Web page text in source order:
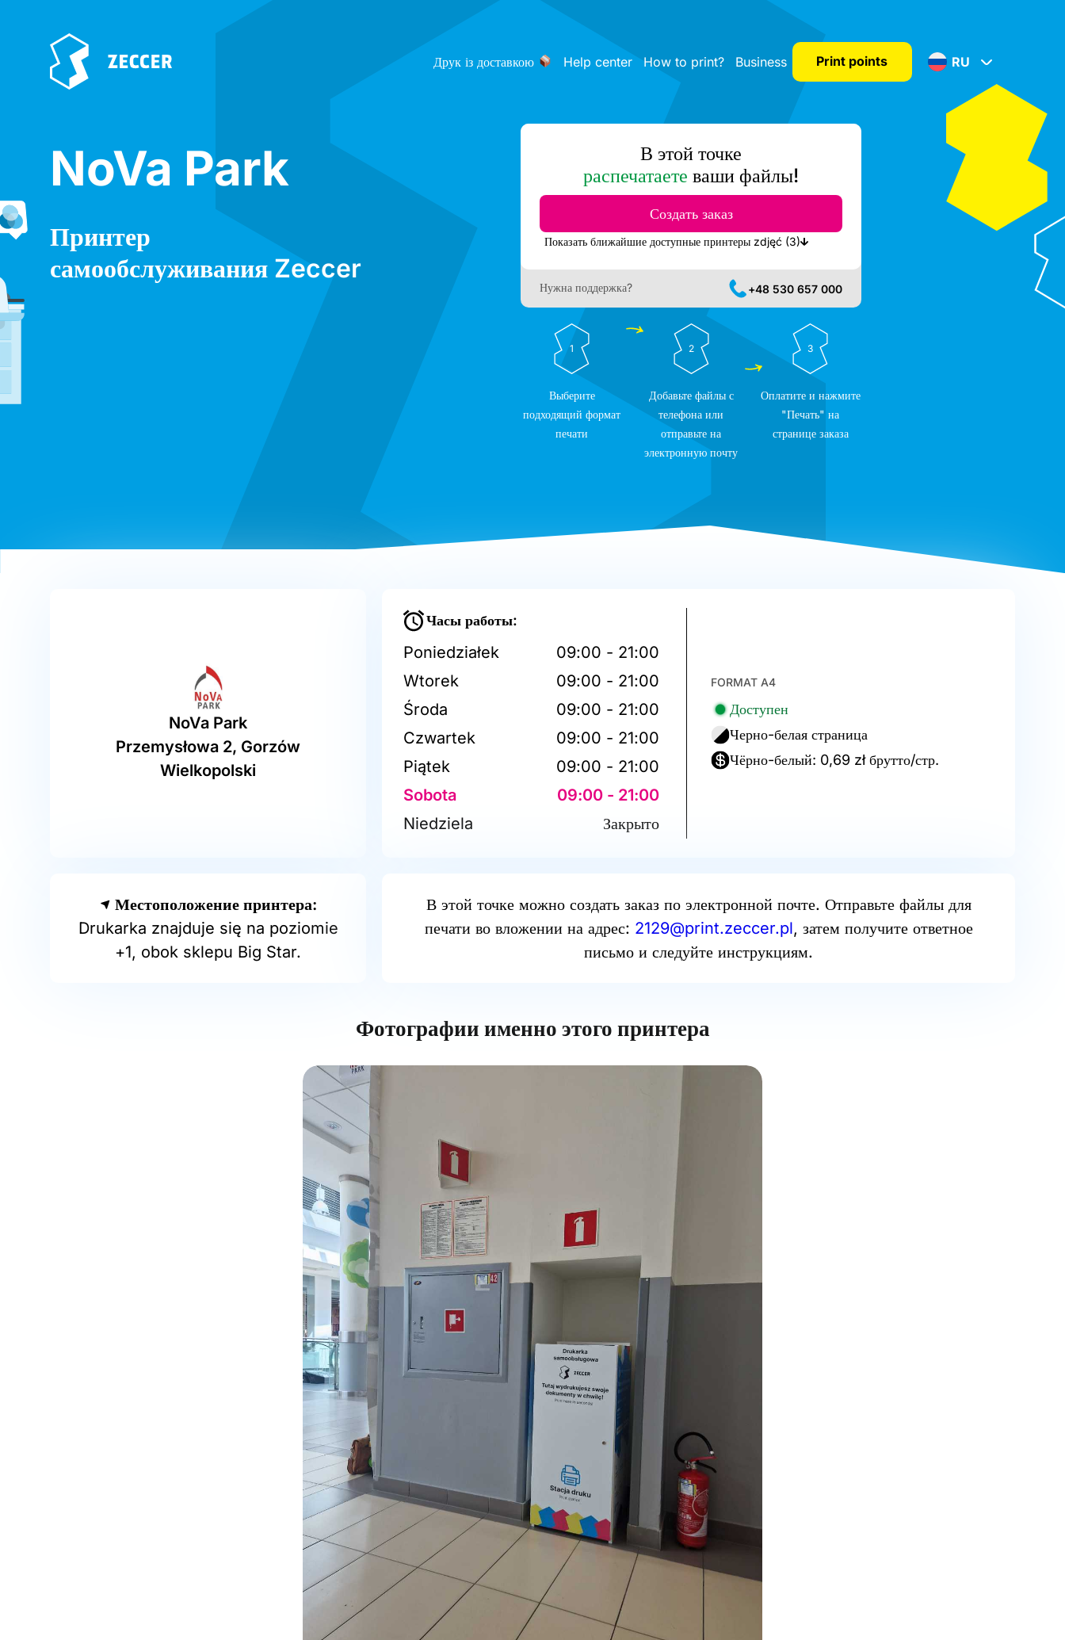
Друк із доставкою Help center How to print? Business Print points RU
NoVa Park
Принтер
самообслуживания Zeccer
В этой точке
распечатаете ваши файлы!
Создать заказ
Показать ближайшие доступные принтеры zdjęć (3)
Нужна поддержка? +48 530 657 000
1
Выберите
подходящий формат
печати
2
Добавьте файлы с
телефона или
отправьте на
электронную почту
3
Оплатите и нажмите
"Печать" на
странице заказа
NoVa Park
Przemysłowa 2, Gorzów
Wielkopolski
Часы работы:
Poniedziałek
09:00 - 21:00
Wtorek
09:00 - 21:00
Środa
09:00 - 21:00
Czwartek
09:00 - 21:00
Piątek
09:00 - 21:00
Sobota
09:00 - 21:00
Niedziela
Закрыто
FORMAT A4
Доступен
Черно-белая страница
Чёрно-белый: 0,69 zł брутто/стр.
Местоположение принтера:
Drukarka znajduje się na poziomie
+1, obok sklepu Big Star.
В этой точке можно создать заказ по электронной почте. Отправьте файлы для
печати во вложении на адрес: 2129@print.zeccer.pl, затем получите ответное
письмо и следуйте инструкциям.
Фотографии именно этого принтера